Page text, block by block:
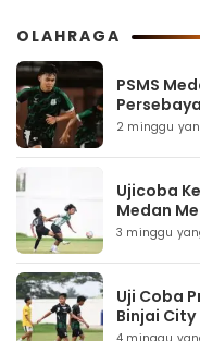
OLAHRAGA
PSMS
2 minggu
Ujicoba
Medan
3 minggu
Uji Coba
Binjai